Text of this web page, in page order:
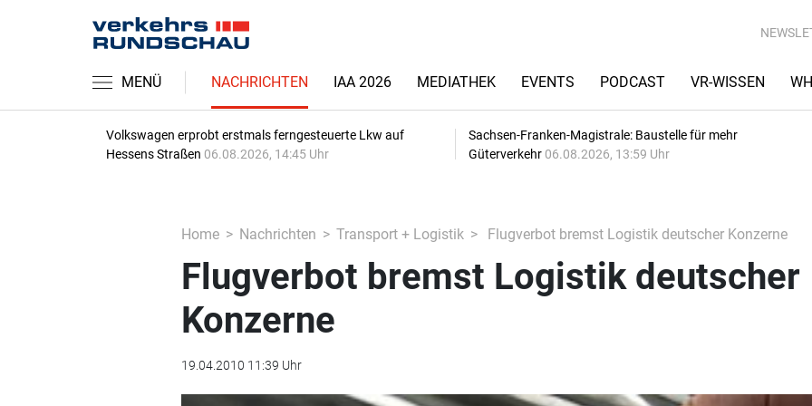
MENÜ NACHRICHTEN IAA 2026 MEDIATHEK EVENTS PODCAST VR-WISSEN
Volkswagen erprobt erstmals ferngesteuerte Lkw auf
Hessens Straßen 06.08.2026, 14:45 Uhr
Sachsen-Franken-Magistrale: Baustelle für mehr
Güterverkehr 06.08.2026, 13:59 Uhr
Home Nachrichten Transport + Logistik Flugverbot bremst Logistik deutscher Konzerne
Flugverbot bremst Logistik deutscher
Konzerne
19.04.2010 11:39 Uhr